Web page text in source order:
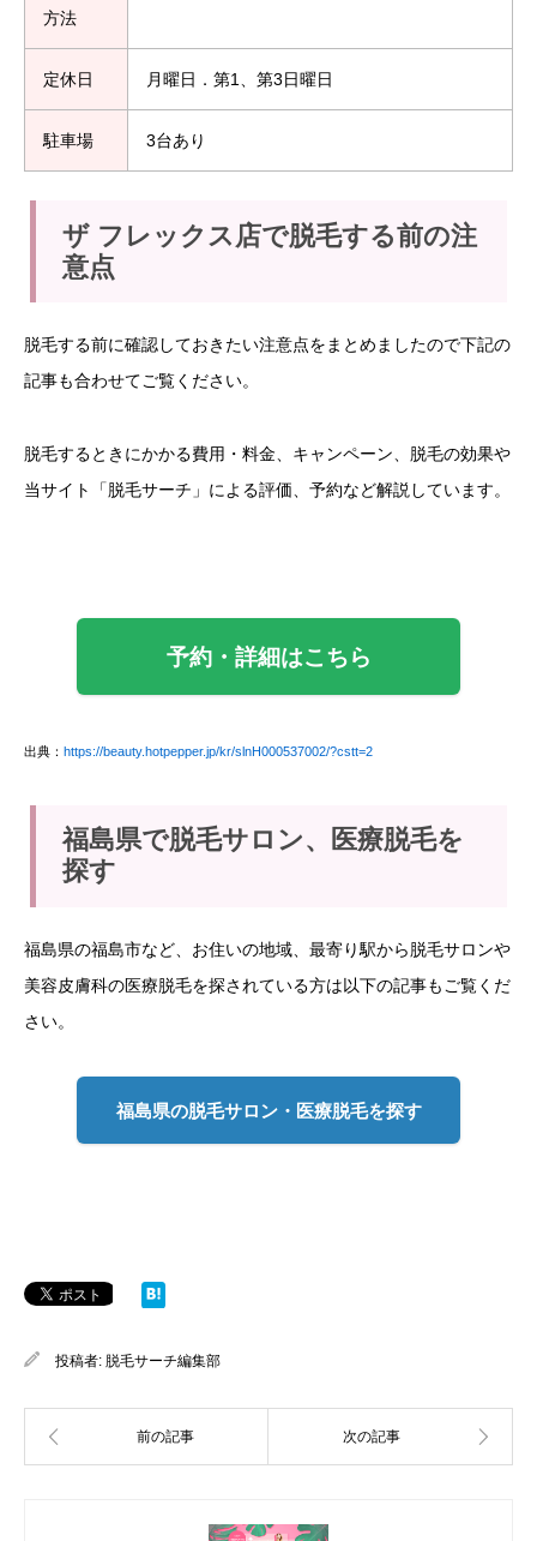
方法
定休日 月曜日．第1、第3日曜日
駐車場 3台あり
ザ フレックス店で脱毛する前の注
意点
脱毛する前に確認しておきたい注意点をまとめましたので下記の
記事も合わせてご覧ください。
脱毛するときにかかる費用・料金、キャンペーン、脱毛の効果や
当サイト「脱毛サーチ」による評価、予約など解説しています。
予約・詳細はこちら
出典： https://beauty.hotpepper.jp/kr/slnH000537002/?cstt=2
福島県で脱毛サロン、医療脱毛を
探す
福島県の福島市など、お住いの地域、最寄り駅から脱毛サロンや
美容皮膚科の医療脱毛を探されている方は以下の記事もご覧くだ
さい。
福島県の脱毛サロン・医療脱毛を探す
投稿者: 脱毛サーチ編集部